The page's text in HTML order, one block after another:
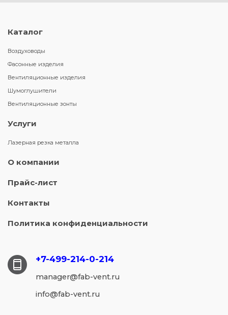
Каталог
Воздуховоды
Фасонные изделия
Вентиляционные изделия
Шумоглушители
Вентиляционные зонты
Услуги
Лазерная резка металла
О компании
Прайс-лист
Контакты
Политика конфиденциальности
+7-499-214-0-214
manager@fab-vent.ru
info@fab-vent.ru